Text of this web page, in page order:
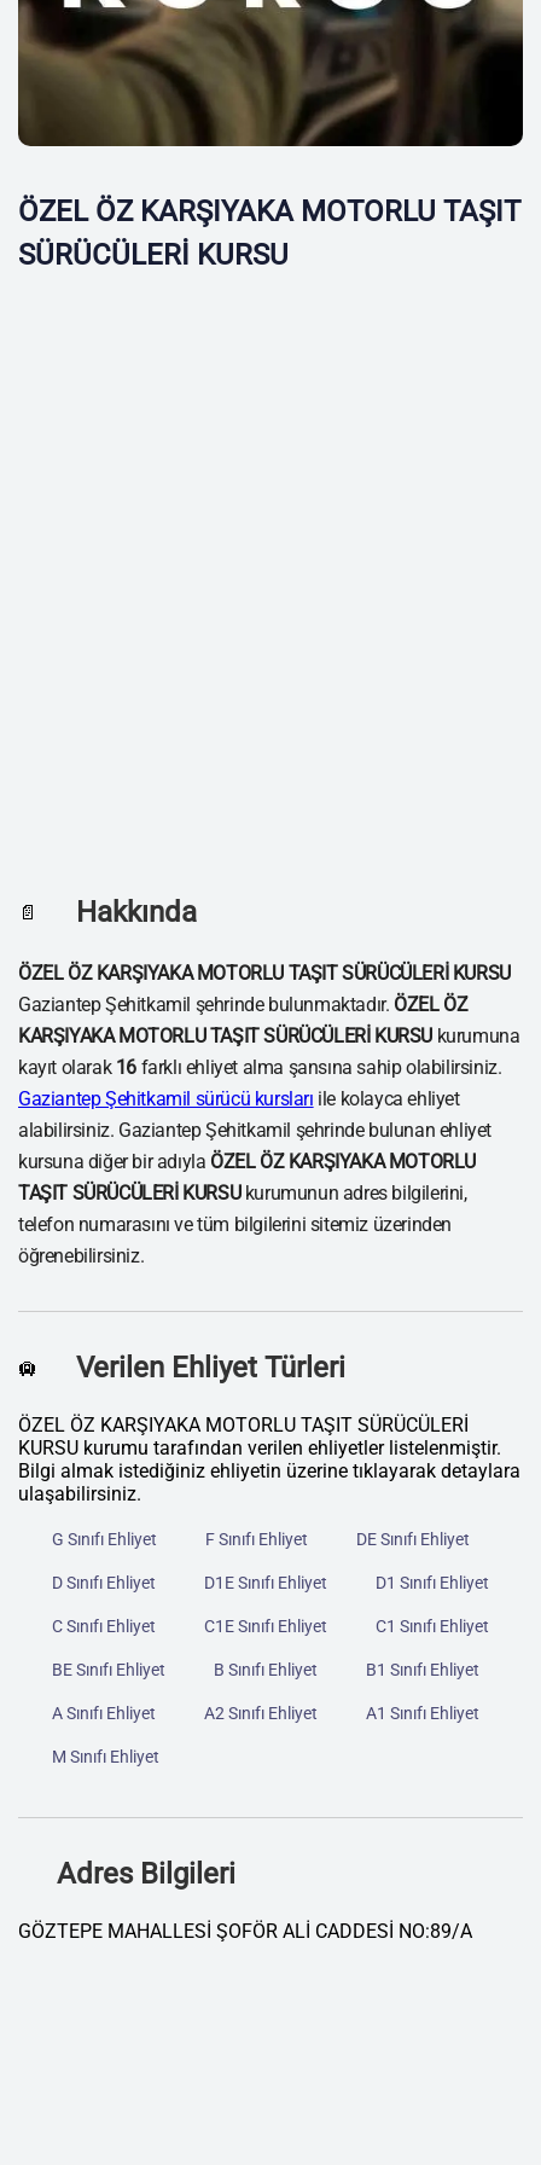
ÖZEL ÖZ KARŞIYAKA MOTORLU TAŞIT
SÜRÜCÜLERİ KURSU
📄 Hakkında
ÖZEL ÖZ KARŞIYAKA MOTORLU TAŞIT SÜRÜCÜLERİ KURSU
Gaziantep Şehitkamil şehrinde bulunmaktadır. ÖZEL ÖZ
KARŞIYAKA MOTORLU TAŞIT SÜRÜCÜLERİ KURSU kurumuna
kayıt olarak 16 farklı ehliyet alma şansına sahip olabilirsiniz.
Gaziantep Şehitkamil sürücü kursları ile kolayca ehliyet
alabilirsiniz. Gaziantep Şehitkamil şehrinde bulunan ehliyet
kursuna diğer bir adıyla ÖZEL ÖZ KARŞIYAKA MOTORLU
TAŞIT SÜRÜCÜLERİ KURSUkurumunun adres bilgilerini,
telefon numarasını ve tüm bilgilerini sitemiz üzerinden
öğrenebilirsiniz.
🛄 Verilen Ehliyet Türleri
ÖZEL ÖZ KARŞIYAKA MOTORLU TAŞIT SÜRÜCÜLERİ
KURSU kurumu tarafından verilen ehliyetler listelenmiştir.
Bilgi almak istediğiniz ehliyetin üzerine tıklayarak detaylara
ulaşabilirsiniz.
G Sınıfı Ehliyet F Sınıfı Ehliyet DE Sınıfı Ehliyet
D Sınıfı Ehliyet D1E Sınıfı Ehliyet D1 Sınıfı Ehliyet
C Sınıfı Ehliyet C1E Sınıfı Ehliyet C1 Sınıfı Ehliyet
BE Sınıfı Ehliyet B Sınıfı Ehliyet B1 Sınıfı Ehliyet
A Sınıfı Ehliyet A2 Sınıfı Ehliyet A1 Sınıfı Ehliyet
M Sınıfı Ehliyet
Adres Bilgileri
GÖZTEPE MAHALLESİ ŞOFÖR ALİ CADDESİ NO:89/A